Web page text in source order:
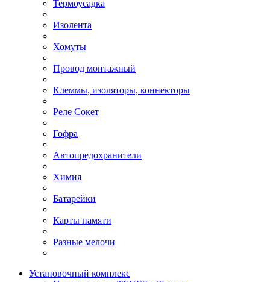
Термоусадка
Изолента
Хомуты
Провод монтажный
Клеммы, изоляторы, коннекторы
Реле Сокет
Гофра
Автопредохранители
Химия
Батарейки
Карты памяти
Разные мелочи
Установочный комплекс